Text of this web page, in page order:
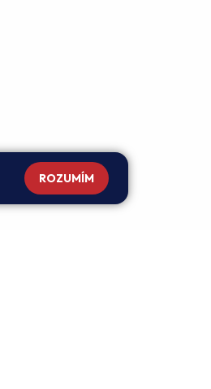
ROZUMÍM